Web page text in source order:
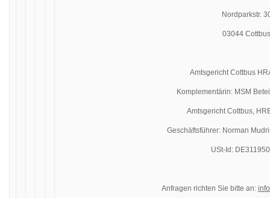
Nordparkstr.
03044 Cottbus
Amtsgericht Cottbus
Komplementärin: MSM
Amtsgericht Cottbus,
Geschäftsführer: Norman
USt-Id:
Anfragen richten Sie bitte an: